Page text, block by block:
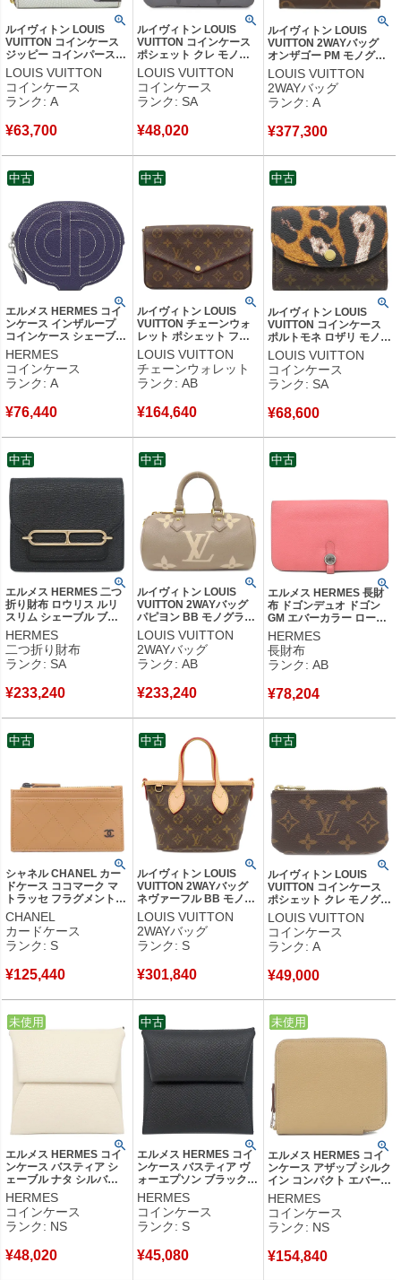
ルイヴィトン LOUIS
VUITTON コインケース
ジッピー コインパース
モノグラムキャンバス モ
ノグラム ゴールド金具
ヴィヴィエンヌ 小銭入れ
M81629 RFID 【箱】
LOUIS VUITTON
コインケース
ランク: A
¥63,700
ルイヴィトン LOUIS
VUITTON コインケース
ポシェット クレ モノグ
ラムエクリプス モノグラ
ムエクリプスリバースキ
ャンバス モノグラムエク
リプス シルバー金具 キ
CT1214 【保存袋】 【中
LOUIS VUITTON
コインケース
ランク: SA
¥48,020
ルイヴィトン LOUIS
VUITTON 2WAYバッグ
オンザゴー PM モノグラ
ムキャンバス モノグラム
リバースキャンバス モノ
グラムリバース ゴールド
金具 ショルダー ハンドバ
【箱】 【中古】中古美品
LOUIS VUITTON
2WAYバッグ
ランク: A
¥377,300
エルメス HERMES コイ
ンケース インザループ
コインケース シェーブル
ネイビー系 シルバー金具
紺 小銭入れ D 【中古】
中古美品
HERMES
コインケース
ランク: A
¥76,440
中古
ルイヴィトン LOUIS
VUITTON チェーンウォ
レット ポシェット フェ
リシー モノグラムキャン
バス フーシャ ゴールド
金具 チェーンショルダー
M61276 CA1198 【中
LOUIS VUITTON
チェーンウォレット
ランク: AB
¥164,640
中古
ルイヴィトン LOUIS
VUITTON コインケース
ポルトモネ ロザリ モノグ
ラムキャンバス モノグラ
ム ゴールド金具 小銭入れ
アニマルモチーフ
M13852 RFID 【箱】
LOUIS VUITTON
コインケース
ランク: SA
¥68,600
中古
エルメス HERMES 二つ
折り財布 ロウリス ルリ
スリム シェーブル ブラ
ック ゴールド金具 コン
パクトウォレット ベルト
バッグ Z 【中古】新品同
様品
HERMES
二つ折り財布
ランク: SA
¥233,240
中古
ルイヴィトン LOUIS
VUITTON 2WAYバッグ
パピヨン BB モノグラム
アンプラント トゥルトレ
ールクレーム ゴールド金
具 M46031 RFID 【中
古】中古品
LOUIS VUITTON
2WAYバッグ
ランク: AB
¥233,240
中古
エルメス HERMES 長財
布 ドゴンデュオ ドゴン
GM エバーカラー ローズ
アザレ シルバー金具 ピン
ク C 【中古】中古品
HERMES
長財布
ランク: AB
¥78,204
中古
シャネル CHANEL カー
ドケース ココマーク マ
トラッセ フラグメントケ
ース カーフ ダークベー
ジュ ブラック金具 コイ
ンケース ランダムシリア
ル 【箱】 【中古】未使
CHANEL
カードケース
ランク: S
¥125,440
中古
ルイヴィトン LOUIS
VUITTON 2WAYバッグ
ネヴァーフル BB モノグ
ラムキャンバス モノグラ
ム ゴールド金具 茶 ショ
ルダー M46705 RFID
【中古】未使用保管品
LOUIS VUITTON
2WAYバッグ
ランク: S
¥301,840
中古
ルイヴィトン LOUIS
VUITTON コインケース
ポシェット クレ モノグラ
ムキャンバス モノグラム
ゴールド金具 茶 小銭入れ
キーチェーン付き
M62650 CA1121 【中
LOUIS VUITTON
コインケース
ランク: A
¥49,000
中古
エルメス HERMES コイ
ンケース バスティア シ
ェーブル ナタ シルバー
金具 アイボリー 2026年
製 G 【箱】 【中古】未
使用保管品
HERMES
コインケース
ランク: NS
¥48,020
中古
未使用
エルメス HERMES コイ
ンケース バスティア ヴ
ォーエプソン ブラック
シルバー金具 黒 B
【箱】 【中古】未使用保
管品
HERMES
コインケース
ランク: S
¥45,080
中古
エルメス HERMES コイ
ンケース アザップ シルク
イン コンパクト エバーカ
ラー プシエール シルバー
金具 新品 未使用 2025年
製 K 【箱】 【中古】未使
用保管品
HERMES
コインケース
ランク: NS
¥154,840
中古
未使用